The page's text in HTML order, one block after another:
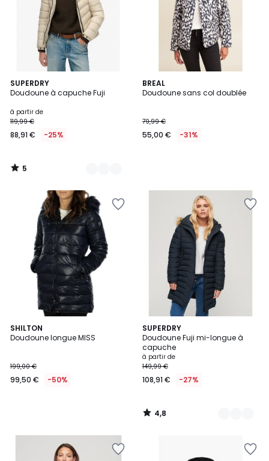
SUPERDRY
Doudoune à capuche Fuji
à partir de
119,99 €
88,91 € -25%
5
/
4
Couleurs
5
/
BREAL
Doudoune sans col doublée
79,99 €
55,00 € -31%
SHILTON
Doudoune longue MISS
199,00 €
99,50 € -50%
SUPERDRY
Doudoune Fuji mi-longue à
capuche
à partir de
149,99 €
108,91 € -27%
4,8
/ 5
3
Couleurs
4,8
/